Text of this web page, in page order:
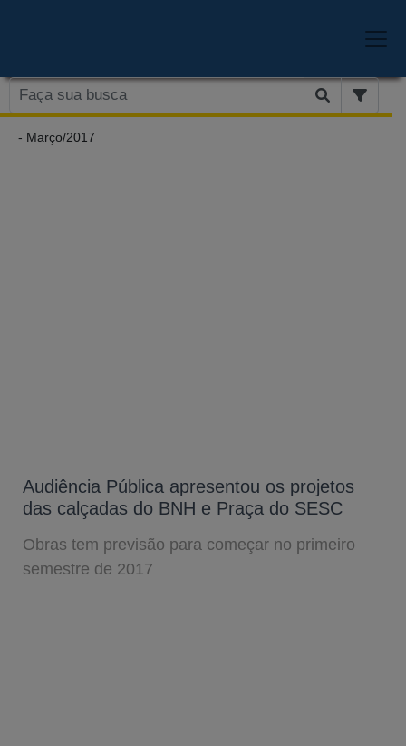
- Março/2017
Audiência Pública apresentou os projetos
das calçadas do BNH e Praça do SESC
Obras tem previsão para começar no primeiro
semestre de 2017